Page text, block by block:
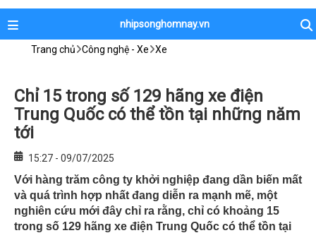
nhipsonghomnay.vn
Trang chủ Công nghệ - Xe Xe
Chỉ 15 trong số 129 hãng xe điện
Trung Quốc có thể tồn tại những năm
tới
15:27 - 09/07/2025
Với hàng trăm công ty khởi nghiệp đang dần biến mất
và quá trình hợp nhất đang diễn ra mạnh mẽ, một
nghiên cứu mới đây chỉ ra rằng, chỉ có khoảng 15
trong số 129 hãng xe điện Trung Quốc có thể tồn tại